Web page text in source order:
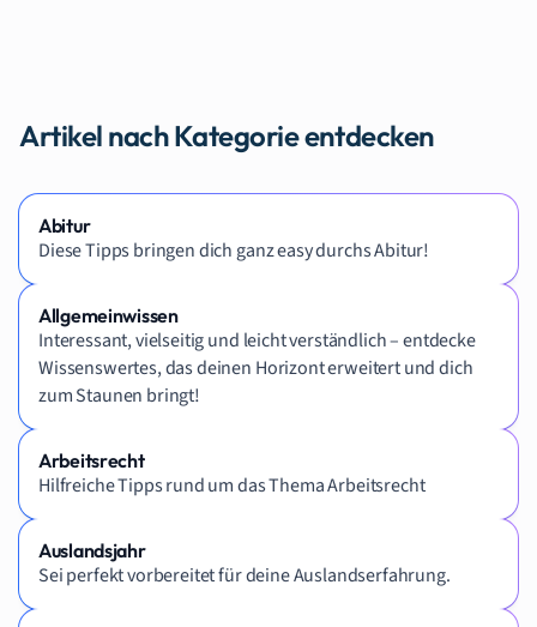
Artikel nach Kategorie entdecken
Abitur
Diese Tipps bringen dich ganz easy durchs Abitur!
Allgemeinwissen
Interessant, vielseitig und leicht verständlich – entdecke
Wissenswertes, das deinen Horizont erweitert und dich
zum Staunen bringt!
Arbeitsrecht
Hilfreiche Tipps rund um das Thema Arbeitsrecht
Auslandsjahr
Sei perfekt vorbereitet für deine Auslandserfahrung.